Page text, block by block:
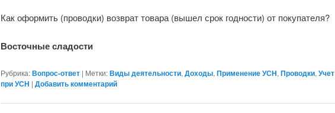
Как оформить (проводки) возврат товара (вышел срок годности) от покупателя?
Восточные сладости
Рубрика:Вопрос-ответ | Метки:Виды деятельности, Доходы, Применение УСН, Проводки, Учет
при УСН | Добавить комментарий